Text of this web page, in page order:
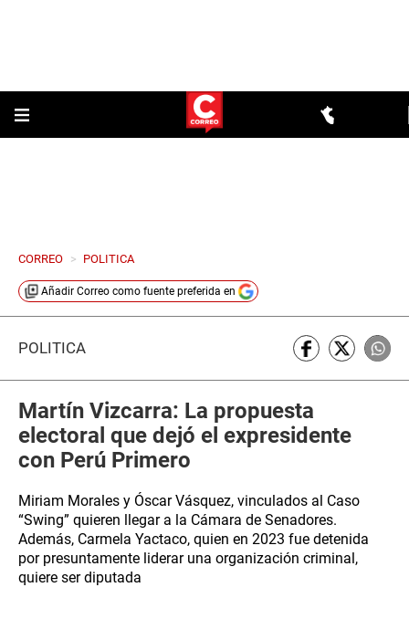
CORREO > POLITICA
Añadir Correo como fuente preferida en
POLÍTICA
Martín Vizcarra: La propuesta
electoral que dejó el expresidente
con Perú Primero
Miriam Morales y Óscar Vásquez, vinculados al Caso
“Swing” quieren llegar a la Cámara de Senadores.
Además, Carmela Yactaco, quien en 2023 fue detenida
por presuntamente liderar una organización criminal,
quiere ser diputada